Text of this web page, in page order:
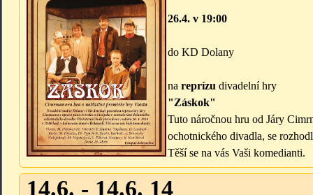
26.4. v 19:00
do KD Dolany
na reprízu divadelní hry
"Záskok"
Tuto náročnou hru od Járy
ochotnického divadla, se
Těší se na vás Vaši komedianti.
14.6. - 14.6. 14